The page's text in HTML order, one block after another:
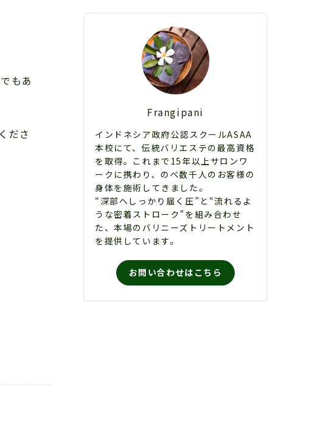
でもあ
ださ
Frangipani
インドネシア政府公認スクールASAA
本校にて、伝統バリエステの最高資格
を取得。これまで15年以上サロンワ
ークに携わり、のべ数千人のお客様の
身体を施術してきました。
“深部へしっかり届く圧”と“流れるよ
うな密着ストローク”を組み合わせ
た、本場のバリニーズトリートメント
を提供しています。
お問い合わせはこちら